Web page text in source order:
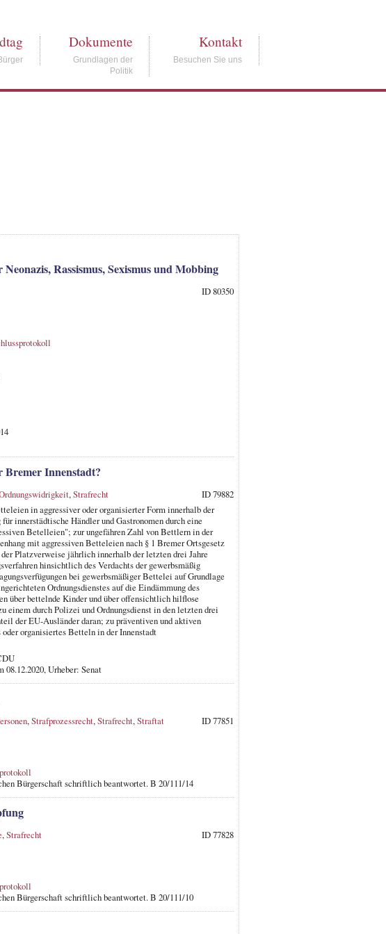
Dokumente
Grundlagen der
Politik
Kontakt
Besuchen Sie uns
Rassismus, Sexismus und Mobbing
ID 80350
Bremer Innenstadt?
,Strafrecht
ID 79882
in aggressiver oder organisierter Form innerhalb der
innerstädtische Händler und Gastronomen durch eine
Betelleien"; zur ungefähren Zahl von Bettlern in der
mit aggressiven Betteleien nach § 1 Bremer Ortsgesetz
Platzverweise jährlich innerhalb der letzten drei Jahre
hinsichtlich des Verdachts der gewerbsmäßig
bei gewerbsmäßiger Bettelei auf Grundlage
Ordnungsdienstes auf die Eindämmung des
über bettelnde Kinder und über offensichtlich hilflose
einem durch Polizei und Ordnungsdienst in den letzten drei
der EU-Ausländer daran; zu präventiven und aktiven
organisiertes Betteln in der Innenstadt
Urheber: Senat
,Strafprozessrecht,Strafrecht,Straftat ID 77851
Bürgerschaft schriftlich beantwortet. B 20/111/14
,Strafrecht ID 77828
Bürgerschaft schriftlich beantwortet. B 20/111/10